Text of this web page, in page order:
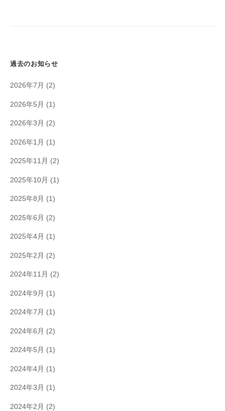
ン
過去のお知らせ
2026年7月 (2)
2026年5月 (1)
2026年3月 (2)
2026年1月 (1)
2025年11月 (2)
2025年10月 (1)
2025年8月 (1)
2025年6月 (2)
2025年4月 (1)
2025年2月 (2)
2024年11月 (2)
2024年9月 (1)
2024年7月 (1)
2024年6月 (2)
2024年5月 (1)
2024年4月 (1)
2024年3月 (1)
2024年2月 (2)